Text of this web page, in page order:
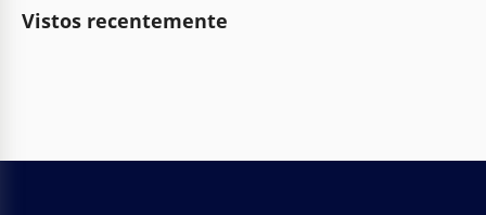
Vistos recentemente